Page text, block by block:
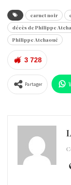
carnet noir
décès de Philippe
Philippe Atchaoué
3 728
Partager